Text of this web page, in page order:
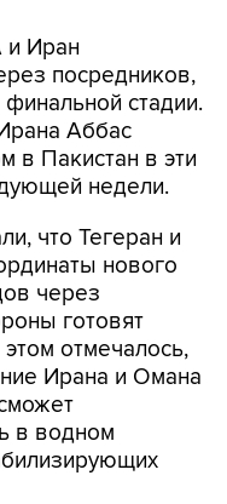
и Иран
посредников,
финальной стадии.
Аббас
в Пакистан в эти
недели.
что Тегеран и
нового
через
готовят
отмечалось,
Ирана и Омана
в водном